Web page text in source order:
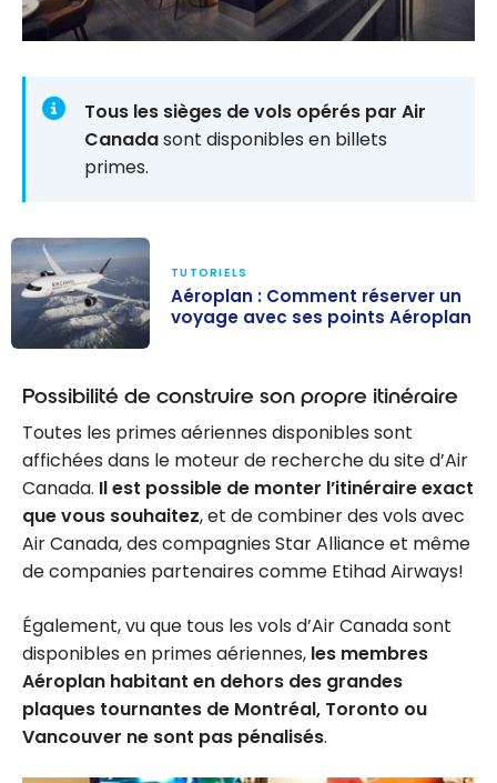
Tous les sièges de vols opérés par Air
Canadasont disponibles en billets
primes.
Comment
voyage avec
ses points
Aéroplan
TUTORIELS
Aéroplan : Comment réserver un
voyage avec ses points Aéroplan
Possibilité de construire son propre itinéraire
Toutes les primes aériennes disponibles sont
affichées dans le moteur de recherche du site d’Air
Canada. Il est possible de monter l’itinéraire exact
que vous souhaitez, et de combiner des vols avec
Air Canada, des compagnies Star Alliance et même
de companies partenaires comme Etihad Airways!
Également, vu que tous les vols d’Air Canada sont
disponibles en primes aériennes, les membres
Aéroplan habitant en dehors des grandes
plaques tournantes de Montréal, Toronto ou
Vancouver ne sont pas pénalisés.